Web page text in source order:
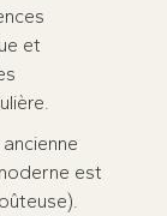
et
est